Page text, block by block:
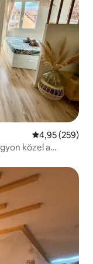
Átlagos
4,95 (259)
közel a